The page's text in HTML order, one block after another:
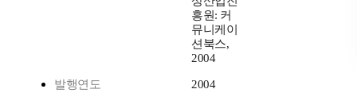
흥원: 커
뮤니케이
션북스,
2004
발행연도 2004